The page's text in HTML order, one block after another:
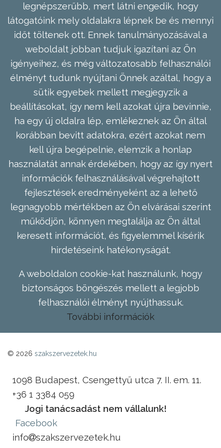
legnépszerűbb, mert látni engedik, hogy
látogatóink mely oldalakra lépnek be és mennyi
időt töltenek ott. Ennek tanulmányozásával a
weboldalt jobban tudjuk igazítani az Ön
igényeihez, és még változatosabb felhasználói
élményt tudunk nyújtani Önnek azáltal, hogy a
sütik egyebek mellett megjegyzik a
beállításokat, így nem kell azokat újra bevinnie,
ha egy új oldalra lép, emlékeznek az Ön által
korábban bevitt adatokra, ezért azokat nem
kell újra begépelnie, elemzik a honlap
használatát annak érdekében, hogy az így nyert
információk felhasználásával végrehajtott
fejlesztések eredményeként az a lehető
legnagyobb mértékben az Ön elvárásai szerint
működjön, könnyen megtalálja az Ön által
keresett információt, és figyelemmel kísérik
hirdetéseink hatékonyságát.
A weboldalon cookie-kat használunk, hogy
biztonságos böngészés mellett a legjobb
felhasználói élményt nyújthassuk.
További információk
© 2026 szakszervezetek.hu
1098 Budapest, Csengettyű utca 7. II. em. 11.
+36 1 3384 059
Jogi tanácsadást nem vállalunk!
Facebook
info
szakszervezetek.hu